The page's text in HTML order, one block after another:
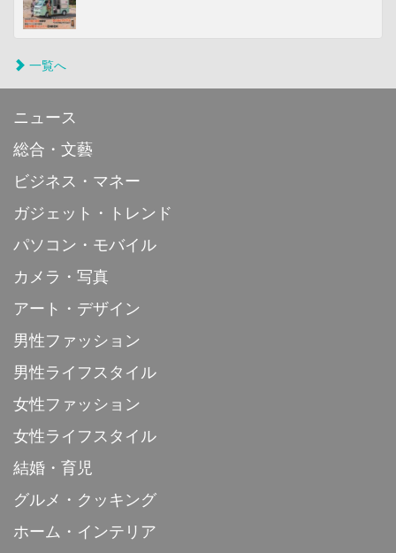
一覧へ
ニュース
総合・文藝
ビジネス・マネー
ガジェット・トレンド
パソコン・モバイル
カメラ・写真
アート・デザイン
男性ファッション
男性ライフスタイル
女性ファッション
女性ライフスタイル
結婚・育児
グルメ・クッキング
ホーム・インテリア